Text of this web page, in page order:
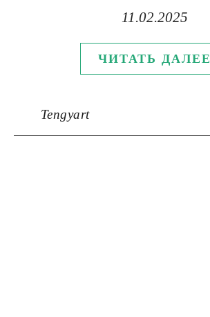
11.02.2025
ЧИТАТЬ ДАЛЕЕ
Tengyart